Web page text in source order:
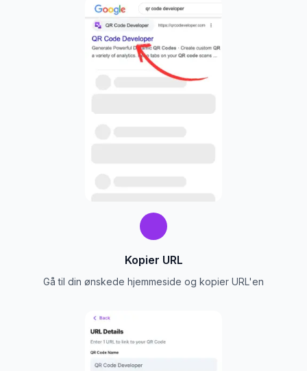
Kopier URL
Gå til din ønskede hjemmeside og kopier URL'en